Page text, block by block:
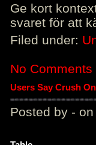
Ge kort
svaret för att
Filed under:
No Comments
Users Say Crush
Posted by - on